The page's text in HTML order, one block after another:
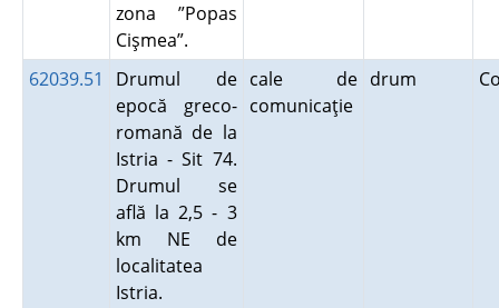
zona ”Popas
Cişmea”.
62039.51
Drumul de
epocă greco-
romană de la
Istria - Sit 74.
Drumul se
află la 2,5 - 3
km NE de
localitatea
Istria.
cale de
comunicaţie
drum